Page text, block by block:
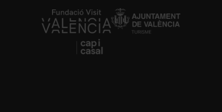
https://fundacion.visitvalencia.com/